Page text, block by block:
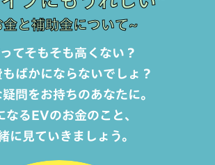
金と補助金について~
てそもそも高くない？
ばかにならないでしょ？
問をお持ちのあなたに。
なるEVのお金のこと、
に見ていきましょう。